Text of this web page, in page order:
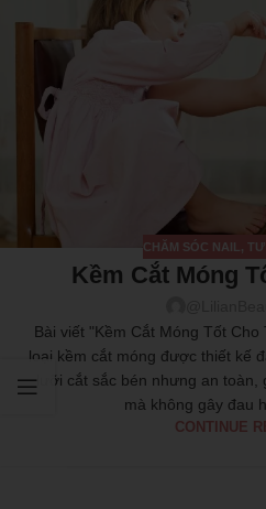
CHĂM SÓC NAIL ,
Kềm Cắt Móng
Bài viết "Kềm Cắt Móng Tốt
loại kềm cắt móng được thiết kế
lưỡi cắt sắc bén nhưng an toàn,
mà không gây đau
CONTINUE